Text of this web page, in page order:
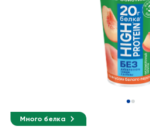
Много белка